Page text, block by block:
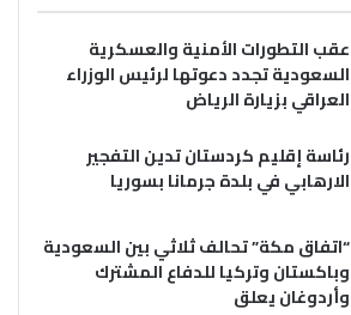
عقب التطورات الأمنية والعسكرية
السعودية تجدد دعوتها لرئيس الوزراء
العراقي بزيارة الرياض
رئاسة إقليم كردستان تدين التفجير
الارهابي في بلدة جرمانا بسوريا
“اتفاق مكة” تحالف ثلاثي بين السعودية
وباكستان وتركيا للدفاع المشترك
وأردوغان يعلق